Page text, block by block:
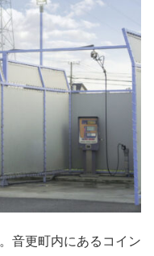
。音更町内にあるコイン